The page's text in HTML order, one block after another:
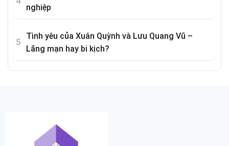
nghiệp
Tình yêu của Xuân Quỳnh và Lưu Quang Vũ –
Lãng mạn hay bi kịch?